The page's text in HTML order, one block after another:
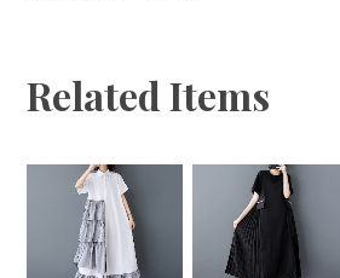
Related Items